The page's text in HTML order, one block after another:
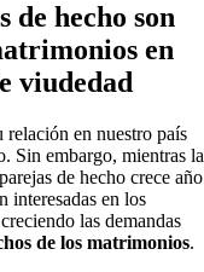
de hecho son
en
viudedad
en nuestro país
Sin embargo, mientras la
de hecho crece año
interesadas en los
las demandas
de los matrimonios.